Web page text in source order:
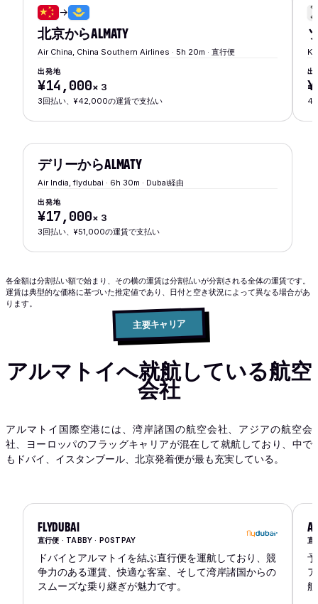
→
北京からALMATY
Air China, China Southern Airlines · 5h 20m · 直行便
出発地
¥14,000× 3
3回払い、¥42,000の運賃で支払い
出
4
デリーからALMATY
Air India, flydubai · 6h 30m · Dubai経由
出発地
¥17,000× 3
3回払い、¥51,000の運賃で支払い
各金額は分割払い額で始まり、その横の運賃は分割払いが分割される全体の運賃です。
運賃は典型的な価格に基づいた推定値であり、日付と空き状況によって異なる場合があ
ります。
主要キャリア
アルマトイへ就航している航空
会社
アルマトイ国際空港には、湾岸諸国の航空会社、アジアの航空会
社、ヨーロッパのフラッグキャリアが混在して就航しており、中で
もドバイ、イスタンブール、北京発着便が最も充実している。
FLYDUBAI
直行便 · TABBY · POSTPAY
ドバイとアルマトイを結ぶ直行便を運航しており、競
争力のある運賃、快適な客室、そして湾岸諸国からの
スムーズな乗り継ぎが魅力です。
直